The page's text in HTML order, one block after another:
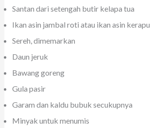
Santan dari setengah butir kelapa tua
Ikan asin jambal roti atau ikan asin kerapu
Sereh, dimemarkan
Daun jeruk
Bawang goreng
Gula pasir
Garam dan kaldu bubuk secukupnya
Minyak untuk menumis